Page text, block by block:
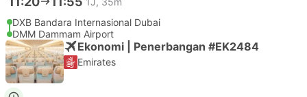
DXB Bandara Internasional Dubai
DMM Dammam Airport
Ekonomi | Penerbangan #EK2484
Emirates